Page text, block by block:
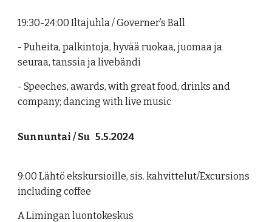
19:30-24:00 Iltajuhla / Governer’s Ball
- Puheita, palkintoja, hyvää ruokaa, juomaa ja
seuraa, tanssia ja livebändi
- Speeches, awards, with great food, drinks and
company; dancing with live music
Sunnuntai / Su 5.5.2024
9:00 Lähtö ekskursioille, sis. kahvittelut/Excursions
including coffee
A Limingan luontokeskus